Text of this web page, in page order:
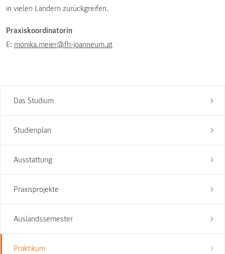
Das Studium
Studienplan
Ausstattung
Praxisprojekte
Auslandssemester
Praktikum
in vielen Ländern zurückgreifen.
Praxiskoordinatorin
E: monika.meier@fh-joanneum.at